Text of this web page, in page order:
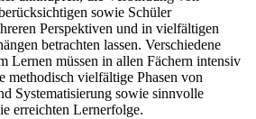
sowie Schüler
Perspektiven und in vielfältigen
betrachten lassen. Verschiedene
Lernen müssen in allen Fächern intensiv
methodisch vielfältige Phasen von
Systematisierung sowie sinnvolle
erreichten Lernerfolge.